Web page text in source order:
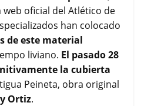
oficial del Atlético de
han colocado
de este material
liviano. El pasado 28
la cubierta
Peineta, obra original
Ortiz.